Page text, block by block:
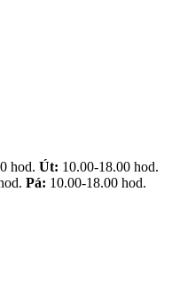
hod. Út: 10.00-18.00 hod.
Pá: 10.00-18.00 hod.